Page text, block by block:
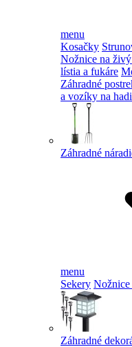
menu
Kosačky
Nožnice na
lístia a fukáre
Záhradné
a vozíky na
Záhradné
menu
Sekery
Záhradné